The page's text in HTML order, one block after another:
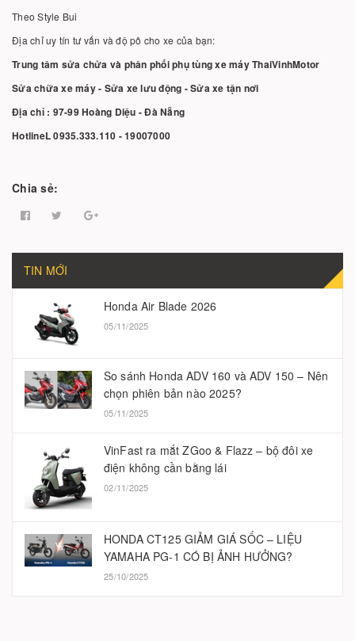
Theo Style Bui
Địa chỉ uy tín tư vấn và độ pô cho xe của bạn:
Trung tâm sửa chửa và phân phối phụ tùng xe máy ThaiVinhMotor
Sửa chữa xe máy - Sửa xe lưu động - Sửa xe tận nơi
Địa chỉ : 97-99 Hoàng Diệu - Đà Nẵng
HotlineL 0935.333.110 - 19007000
Chia sẻ:
TIN MỚI
Honda Air Blade 2026
05/11/2025
So sánh Honda ADV 160 và ADV 150 – Nên
chọn phiên bản nào 2025?
05/11/2025
VinFast ra mắt ZGoo & Flazz – bộ đôi xe
điện không cần bằng lái
02/11/2025
HONDA CT125 GIẢM GIÁ SỐC – LIỆU
YAMAHA PG-1 CÓ BỊ ẢNH HƯỞNG?
25/10/2025